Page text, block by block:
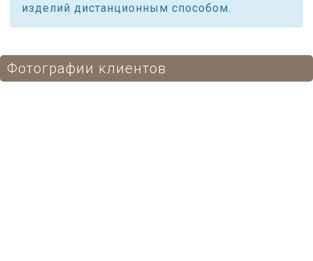
изделий дистанционным способом.
Фотографии клиентов